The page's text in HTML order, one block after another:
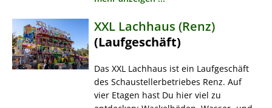
XXL Lachhaus (Renz)
(Laufgeschäft)
Das XXL Lachhaus ist ein Laufgeschäft
des Schaustellerbetriebes Renz. Auf
vier Etagen hast Du hier viel zu